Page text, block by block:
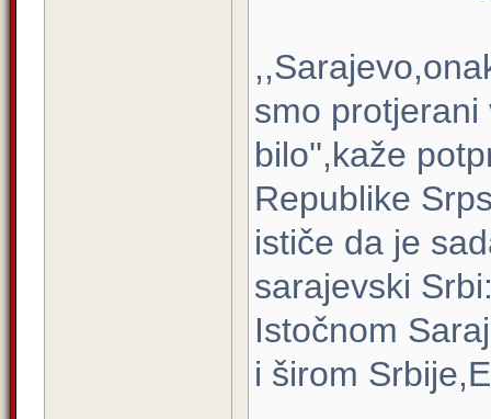
smo
bilo'',kaže
Republike
ističe da je
sarajevski
Istočnom
i širom